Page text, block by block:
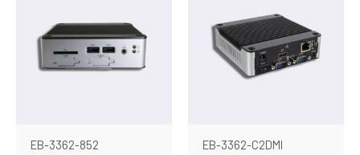
EB-3362-852 EB-3362-C2DMI